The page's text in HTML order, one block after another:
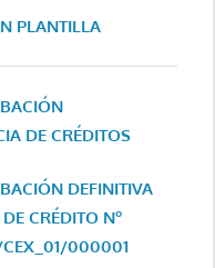
PLANTILLA
DE CRÉDITOS
DEFINITIVA
CRÉDITO Nº
000001